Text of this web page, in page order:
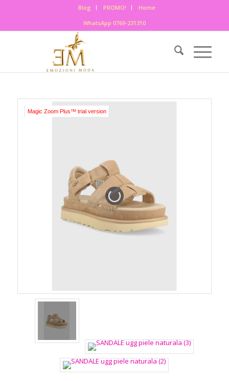
Blog PROMO!
Home
WhatsApp 0769-231310
Magic Zoom Plus™ trial version